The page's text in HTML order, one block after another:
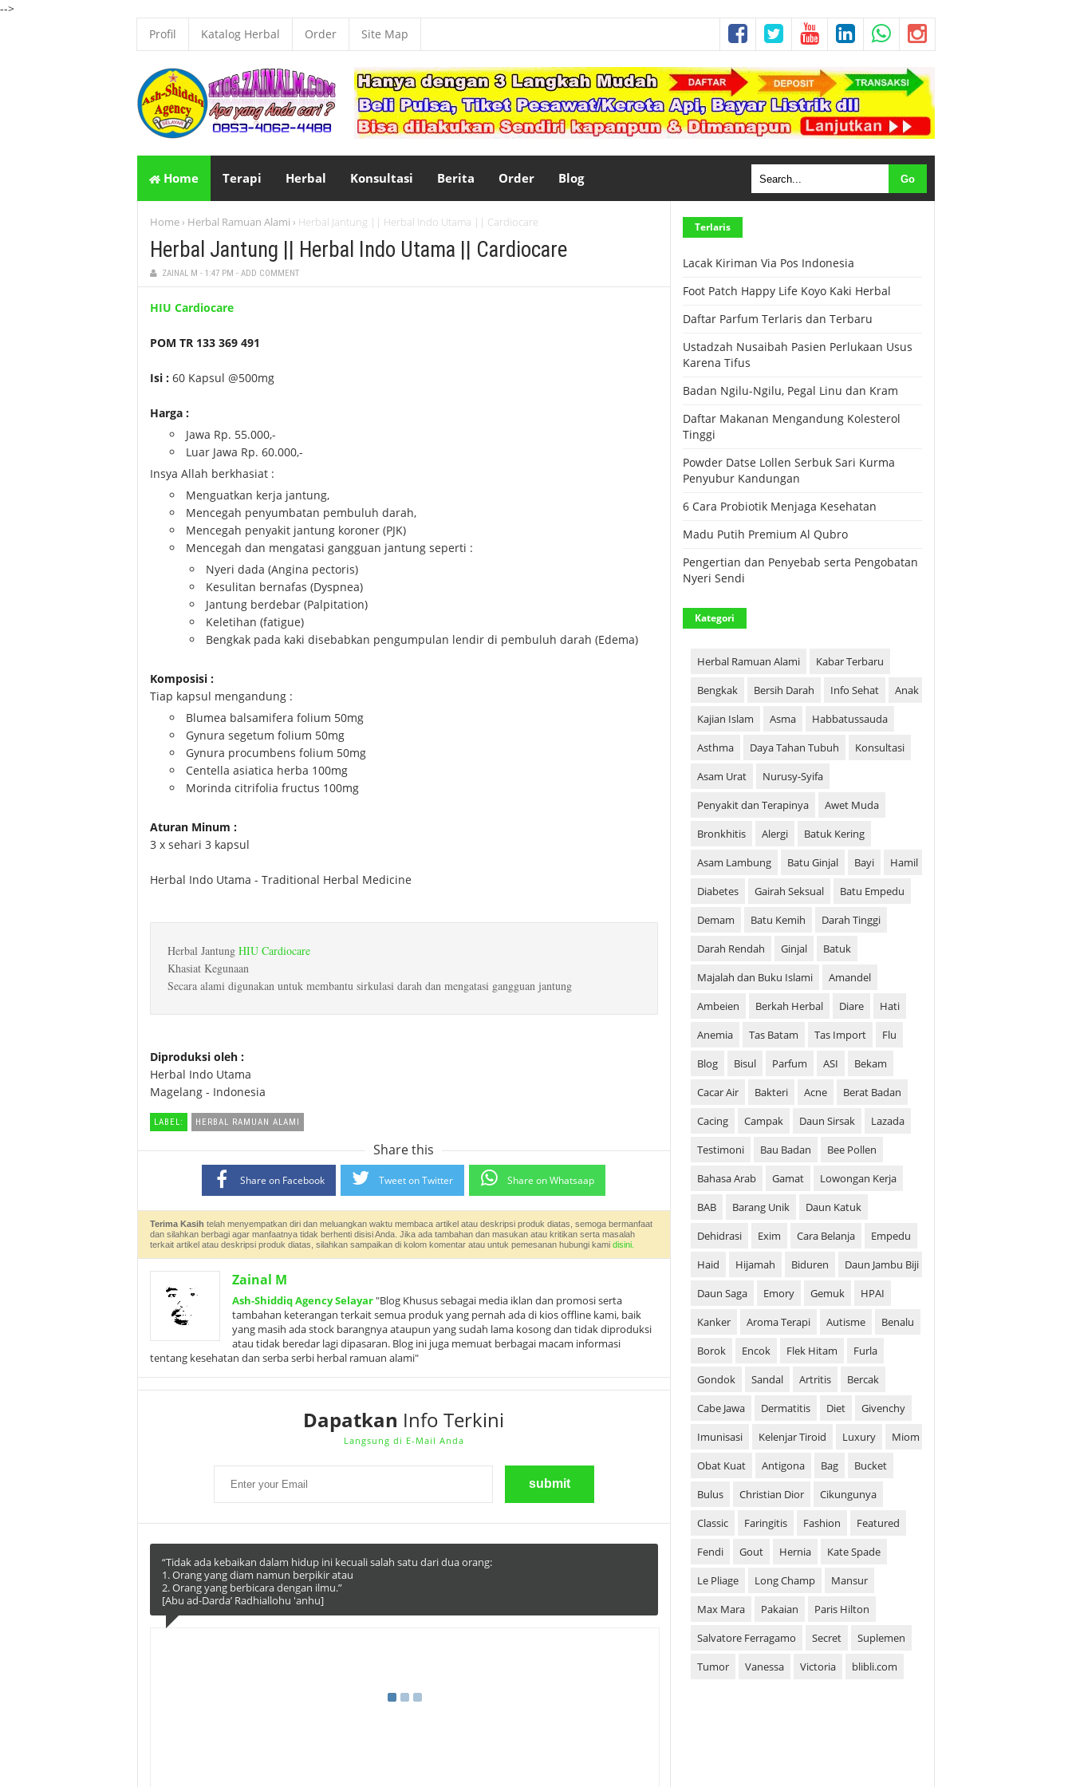
-->
Profil
Katalog Herbal Order Site Map
Home Terapi Herbal Konsultasi Berita Order Blog
Home › Herbal Ramuan Alami › Herbal Jantung || Herbal Indo Utama || Cardiocare
Herbal Jantung || Herbal Indo Utama || Cardiocare
ZAINAL M - 1:47 PM - ADD COMMENT
HIU Cardiocare
POM TR 133 369 491
Isi : 60 Kapsul @500mg
Harga :
Jawa Rp. 55.000,-
Luar Jawa Rp. 60.000,-
Insya Allah berkhasiat :
Menguatkan kerja jantung,
Mencegah penyumbatan pembuluh darah,
Mencegah penyakit jantung koroner (PJK)
Mencegah dan mengatasi gangguan jantung seperti :
Nyeri dada (Angina pectoris)
Kesulitan bernafas (Dyspnea)
Jantung berdebar (Palpitation)
Keletihan (fatigue)
Bengkak pada kaki disebabkan pengumpulan lendir di pembuluh darah (Edema)
Komposisi :
Tiap kapsul mengandung :
Blumea balsamifera folium 50mg
Gynura segetum folium 50mg
Gynura procumbens folium 50mg
Centella asiatica herba 100mg
Morinda citrifolia fructus 100mg
Aturan Minum :
3 x sehari 3 kapsul
Herbal Indo Utama - Traditional Herbal Medicine
Herbal Jantung HIU Cardiocare
Khasiat Kegunaan
Secara alami digunakan untuk membantu sirkulasi darah dan mengatasi gangguan jantung
Diproduksi oleh :
Herbal Indo Utama
Magelang - Indonesia
LABEL: HERBAL RAMUAN ALAMI
Share this
Share on Facebook Tweet on Twitter Share on Whatsaap
Terima Kasih telah menyempatkan diri dan meluangkan waktu membaca artikel atau deskripsi produk diatas, semoga bermanfaat
dan silahkan berbagi agar manfaatnya tidak berhenti disisi Anda. Jika ada tambahan dan masukan atau kritikan serta masalah
terkait artikel atau deskripsi produk diatas, silahkan sampaikan di kolom komentar atau untuk pemesanan hubungi kami disini.
Zainal M
Ash-Shiddiq Agency Selayar"Blog Khusus sebagai media iklan dan promosi serta
tambahan keterangan terkait semua produk yang pernah ada di kios offline kami, baik
yang masih ada stock barangnya ataupun yang sudah lama kosong dan tidak diproduksi
atau tidak beredar lagi dipasaran. Blog ini juga memuat berbagai macam informasi
tentang kesehatan dan serba serbi herbal ramuan alami"
Dapatkan Info Terkini
Langsung di E-Mail Anda
“Tidak ada kebaikan dalam hidup ini kecuali salah satu dari dua orang:
1. Orang yang diam namun berpikir atau
2. Orang yang berbicara dengan ilmu.”
[Abu ad-Darda’ Radhiallohu 'anhu]
Terlaris
Lacak Kiriman Via Pos Indonesia
Foot Patch Happy Life Koyo Kaki Herbal
Daftar Parfum Terlaris dan Terbaru
Ustadzah Nusaibah Pasien Perlukaan Usus
Karena Tifus
Badan Ngilu-Ngilu, Pegal Linu dan Kram
Daftar Makanan Mengandung Kolesterol
Tinggi
Powder Datse Lollen Serbuk Sari Kurma
Penyubur Kandungan
6 Cara Probiotik Menjaga Kesehatan
Madu Putih Premium Al Qubro
Pengertian dan Penyebab serta Pengobatan
Nyeri Sendi
Kategori
Herbal Ramuan Alami
Kabar Terbaru
Bengkak
Bersih Darah Info Sehat
Anak
Kajian Islam
Asma
Habbatussauda
Asthma
Daya Tahan Tubuh
Konsultasi
Asam Urat
Nurusy-Syifa
Penyakit dan Terapinya
Awet Muda
Bronkhitis
Alergi
Batuk Kering
Asam Lambung
Batu Ginjal Bayi
Hamil
Diabetes
Gairah Seksual
Batu Empedu
Demam
Batu Kemih
Darah Tinggi
Darah Rendah
Ginjal
Batuk
Majalah dan Buku Islami
Amandel
Ambeien
Berkah Herbal Diare
Hati
Anemia
Tas Batam Tas Import
Flu
Blog
Bisul Parfum ASI
Bekam
Cacar Air
Bakteri Acne
Berat Badan
Cacing
Campak Daun Sirsak
Lazada
Testimoni
Bau Badan
Bee Pollen
Bahasa Arab
Gamat
Lowongan Kerja
BAB
Barang Unik
Daun Katuk
Dehidrasi
Exim Cara Belanja
Empedu
Haid
Hijamah Biduren
Daun Jambu Biji
Daun Saga
Emory Gemuk
HPAI
Kanker
Aroma Terapi Autisme
Benalu
Borok
Encok Flek Hitam
Furla
Gondok
Sandal Artritis
Bercak
Cabe Jawa
Dermatitis Diet
Givenchy
Imunisasi
Kelenjar Tiroid Luxury
Miom
Obat Kuat
Antigona Bag
Bucket
Bulus
Christian Dior
Cikungunya
Classic
Faringitis Fashion
Featured
Fendi
Gout Hernia
Kate Spade
Le Pliage
Long Champ
Mansur
Max Mara
Pakaian
Paris Hilton
Salvatore Ferragamo
Secret
Suplemen
Tumor
Vanessa Victoria blibli.com